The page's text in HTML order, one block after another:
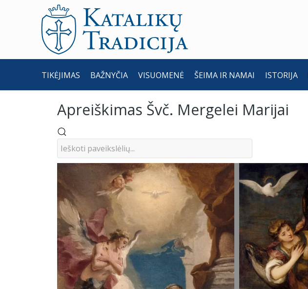
TIKĖJIMAS BAŽNYČIA VISUOMENĖ ŠEIMA IR NAMAI ISTORIJA
Apreiškimas Švč. Mergelei Marijai
Apreiškimas
Švč.
Mergelei
Marijai.
Giovanni
Battista
Tiepolo,